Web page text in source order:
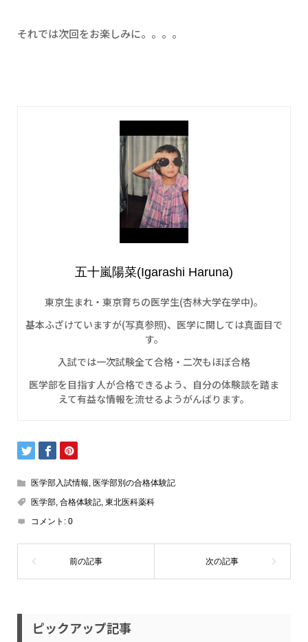
それでは次回をお楽しみに。。。。
五十嵐陽菜(Igarashi Haruna)
東京生まれ・東京育ちの医学生(杏林大学在学中)。
基本ふざけていますが(写真参照)、医学に関しては真面目で
す。
入試では一次試験全て合格・二次もほぼ合格
医学部を目指す人が合格できるよう、自分の体験談を踏ま
えて有益な情報を流せるようがんばります。
医学部入試情報, 医学部別の合格体験記
医学部, 合格体験記, 東北医科薬科
コメント: 0
ピックアップ記事